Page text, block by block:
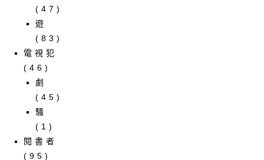
(47)
遊
(83)
電視犯
(46)
劇
(45)
騷
(1)
閱書者
(95)